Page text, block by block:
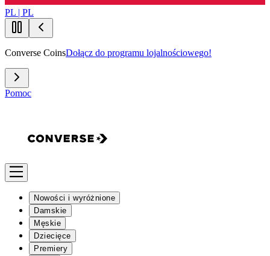
PL | PL
Converse CoinsDołącz do programu lojalnościowego!
Pomoc
Nowości i wyróżnione
Damskie
Męskie
Dziecięce
Premiery